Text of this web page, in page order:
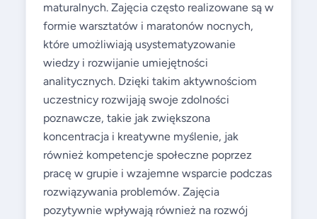
maturalnych. Zajęcia często realizowane są w
formie warsztatów i maratonów nocnych,
które umożliwiają usystematyzowanie
wiedzy i rozwijanie umiejętności
analitycznych. Dzięki takim aktywnościom
uczestnicy rozwijają swoje zdolności
poznawcze, takie jak zwiększona
koncentracja i kreatywne myślenie, jak
również kompetencje społeczne poprzez
pracę w grupie i wzajemne wsparcie podczas
rozwiązywania problemów. Zajęcia
pozytywnie wpływają również na rozwój